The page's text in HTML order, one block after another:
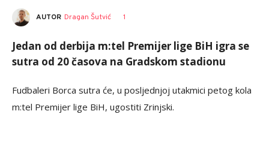
AUTOR Dragan Šutvić 1
Jedan od derbija m:tel Premijer lige BiH igra se
sutra od 20 časova na Gradskom stadionu
Fudbaleri Borca sutra će, u posljednjoj utakmici petog kola
m:tel Premijer lige BiH, ugostiti Zrinjski.